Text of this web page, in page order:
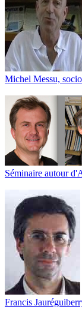
Michel Messu,
Séminaire autour
Francis